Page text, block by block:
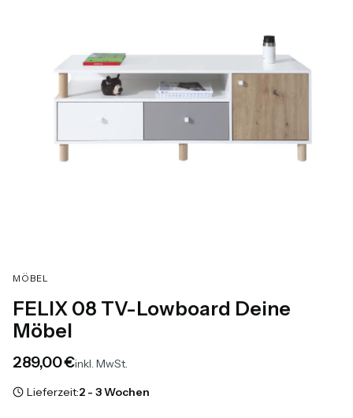
MÖBEL
FELIX 08 TV-Lowboard Deine
Möbel
Preis
289,00 €inkl. MwSt.
Lieferzeit:2 - 3 Wochen